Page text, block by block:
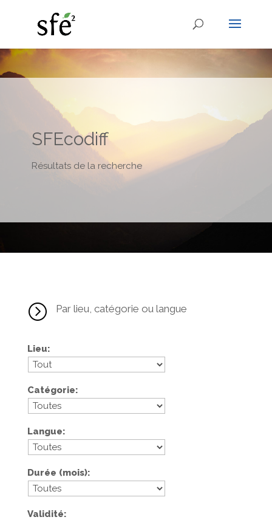
SFEcodiff
Résultats de la recherche
= Par lieu, catégorie ou langue
Lieu
Catégorie
Langue
Durée (mois)
Validité